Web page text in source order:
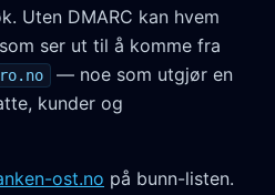
Uten DMARC kan hvem
ser ut til å komme fra
— noe som utgjør en
kunder og
ost.no på bunn-listen.